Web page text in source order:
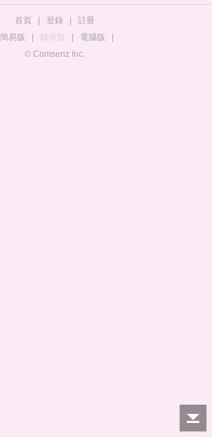
首頁 登錄
註冊
簡易版
觸屏版 電腦版
© Comsenz Inc.